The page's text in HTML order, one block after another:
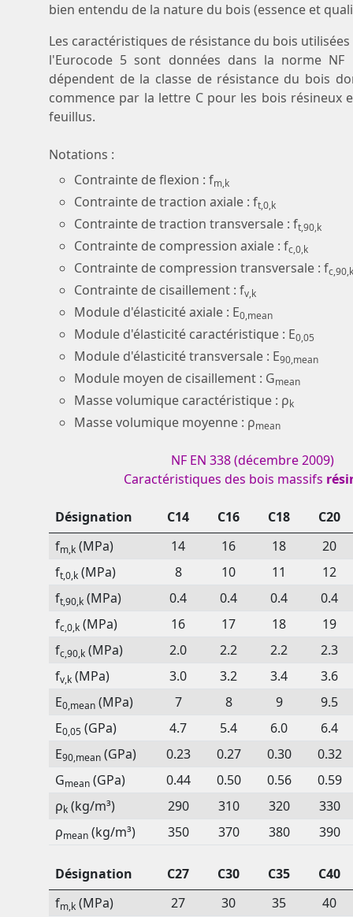
bien entendu de la nature du bois (essence et
Les caractéristiques de résistance du bois
l'Eurocode 5 sont données dans la norme NF
dépendent de la classe de résistance du bois
commence par la lettre C pour les bois résineux
feuillus.
Notations :
Contrainte de flexion : fm,k
Contrainte de traction axiale : ft,0,k
Contrainte de traction transversale : ft,90,k
Contrainte de compression axiale : fc,0,k
Contrainte de compression transversale : fc,90,k
Contrainte de cisaillement : fv,k
Module d'élasticité axiale : E0,mean
Module d'élasticité caractéristique : E0,05
Module d'élasticité transversale : E90,mean
Module moyen de cisaillement : Gmean
Masse volumique caractéristique : ρk
Masse volumique moyenne : ρmean
NF EN 338 (décembre 2009)
Caractéristiques des bois massifs
Désignation C14 C16 C18
C20
fm,k (MPa) 14 16 18
20
ft,0,k (MPa) 8 10 11
12
ft,90,k (MPa) 0.4 0.4 0.4
0.4
fc,0,k (MPa) 16 17 18
19
fc,90,k (MPa) 2.0 2.2 2.2
2.3
fv,k (MPa) 3.0 3.2 3.4
3.6
E0,mean (MPa) 7 8 9
9.5
E0,05 (GPa) 4.7 5.4 6.0
6.4
E90,mean (GPa) 0.23 0.27 0.30
0.32
Gmean (GPa) 0.44 0.50 0.56
0.59
ρk (kg/m³) 290 310 320
330
ρmean (kg/m³) 350 370 380 390
Désignation C27 C30 C35
C40
fm,k (MPa) 27 30 35 40